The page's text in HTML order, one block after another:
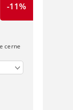
-11%
cerne